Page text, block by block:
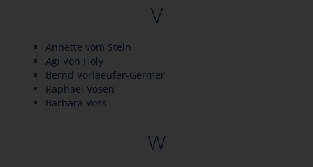
V
Annette vom Stein
Agi Von Holy
Bernd Vorlaeufer-Germer
Raphael Vosen
Barbara Voss
W